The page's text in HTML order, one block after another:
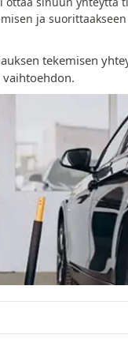
ja suorittaakseen
tekemisen